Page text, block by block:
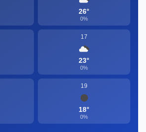
26°
0%
17
23°
0%
19
18°
0%